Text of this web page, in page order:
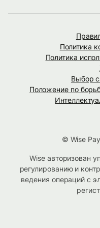
Политика
Политика
Выбор
Положение по
© Wise
Wise авторизован
регулированию и
ведения операций с